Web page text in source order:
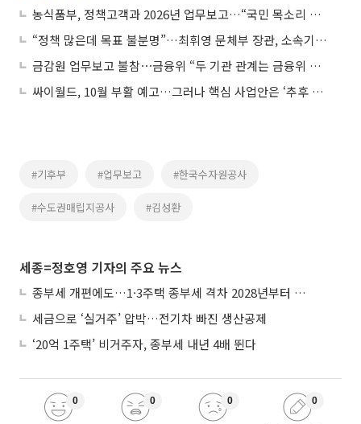
농식품부, 정책고객과 2026년 업무보고…“국민 목소리 정책에 즉각 반영”
“정책 많은데 목표 불분명”…최휘영 문체부 장관, 소속기관에 ‘정책 실효성’ 주문
금감원 업무보고 불참⋯금융위 “두 기관 관계는 금융위 설치법에 명시”
싸이월드, 10월 부활 예고…그러나 핵심 사업안은 ‘추후 공개’
#기후부 #업무보고 #한국수자원공사
#수도권매립지공사 #김성환
세종=정호영 기자의 주요 뉴스
종부세 개편에도…1·3주택 종부세 격차 2028년부터 확대
세금으로 ‘실거주’ 압박…전기차 빠진 생산공제
‘20억 1주택’ 비거주자, 종부세 내년 4배 뛴다
0 0 0 0